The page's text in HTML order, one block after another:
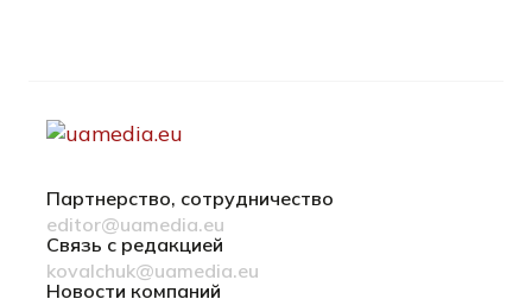
Партнерство, сотрудничество
editor@uamedia.eu
Связь с редакцией
kovalchuk@uamedia.eu
Новости компаний